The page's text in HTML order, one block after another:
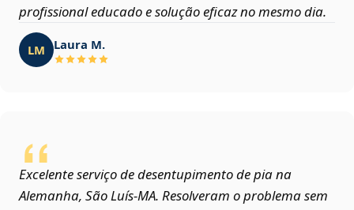
profissional educado e solução eficaz no mesmo dia.
LM Laura M.
Excelente serviço de desentupimento de pia na
Alemanha, São Luís‑MA. Resolveram o problema sem